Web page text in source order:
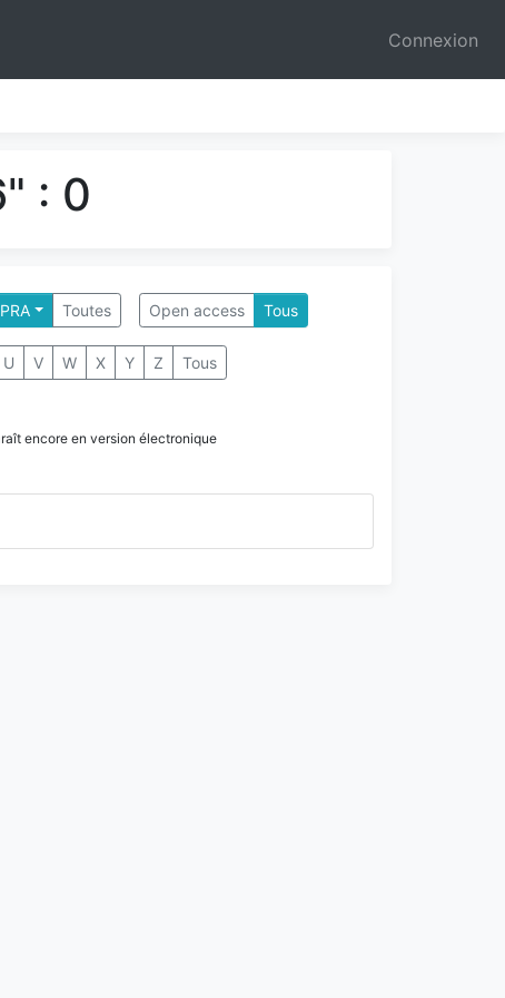
Connexion
: 0
Toutes Open access Tous
U V W X Y Z Tous
encore en version électronique